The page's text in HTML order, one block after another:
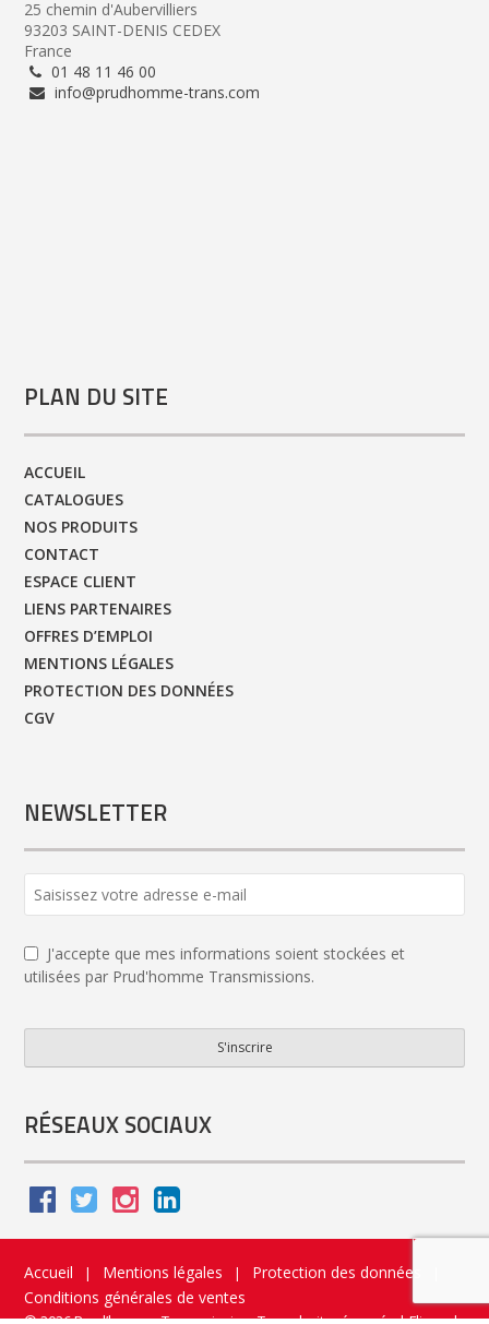
25 chemin d'Aubervilliers
93203 SAINT-DENIS CEDEX
France
01 48 11 46 00
info@prudhomme-trans.com
PLAN DU SITE
ACCUEIL
CATALOGUES
NOS PRODUITS
CONTACT
ESPACE CLIENT
LIENS PARTENAIRES
OFFRES D’EMPLOI
MENTIONS LÉGALES
PROTECTION DES DONNÉES
CGV
NEWSLETTER
J'accepte que mes informations soient stockées et
utilisées par Prud'homme Transmissions.
S'inscrire
Number *
RÉSEAUX SOCIAUX
Accueil | Mentions légales | Protection des données
Conditions générales de ventes